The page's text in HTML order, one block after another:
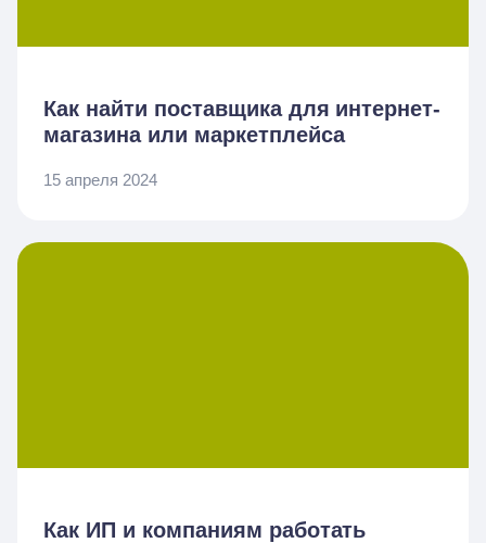
Как найти поставщика для интернет-
магазина или маркетплейса
15 апреля 2024
Как ИП и компаниям работать